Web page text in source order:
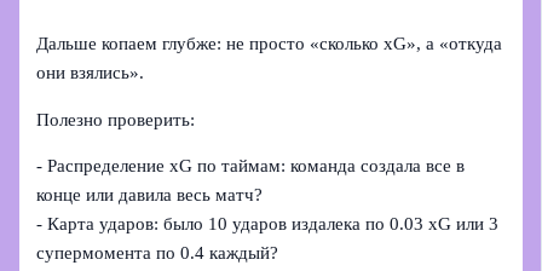
Дальше копаем глубже: не просто «сколько xG», а «откуда
они взялись».
Полезно проверить:
- Распределение xG по таймам: команда создала все в
конце или давила весь матч?
- Карта ударов: было 10 ударов издалека по 0.03 xG или 3
супермомента по 0.4 каждый?